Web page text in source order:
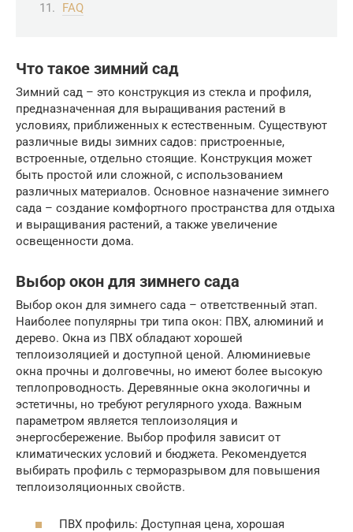
FAQ
Что такое зимний сад
Зимний сад – это конструкция из стекла и профиля,
предназначенная для выращивания растений в
условиях, приближенных к естественным. Существуют
различные виды зимних садов: пристроенные,
встроенные, отдельно стоящие. Конструкция может
быть простой или сложной, с использованием
различных материалов. Основное назначение зимнего
сада – создание комфортного пространства для отдыха
и выращивания растений, а также увеличение
освещенности дома.
Выбор окон для зимнего сада
Выбор окон для зимнего сада – ответственный этап.
Наиболее популярны три типа окон: ПВХ, алюминий и
дерево. Окна из ПВХ обладают хорошей
теплоизоляцией и доступной ценой. Алюминиевые
окна прочны и долговечны, но имеют более высокую
теплопроводность. Деревянные окна экологичны и
эстетичны, но требуют регулярного ухода. Важным
параметром является теплоизоляция и
энергосбережение. Выбор профиля зависит от
климатических условий и бюджета. Рекомендуется
выбирать профиль с терморазрывом для повышения
теплоизоляционных свойств.
ПВХ профиль: Доступная цена, хорошая